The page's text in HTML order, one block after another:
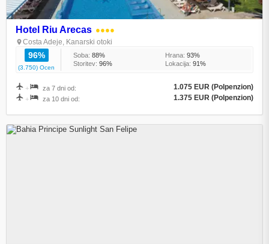
Hotel Riu Arecas ●●●●
Costa Adeje, Kanarski otoki
96%
(3.750) Ocen
Soba: 88% Hrana: 93%
Storitev: 96% Lokacija: 91%
+ za 7 dni od: 1.075 EUR (Polpenzion)
+ za 10 dni od: 1.375 EUR (Polpenzion)